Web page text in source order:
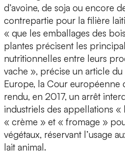
d’avoine, de soja ou encore
contrepartie pour la filière
« que les emballages des
plantes précisent les
nutritionnelles entre leurs
vache », précise un article du
Europe, la Cour européenne
rendu, en 2017, un arrêt
industriels des appellations «
« crème » et « fromage »
végétaux, réservant l’usage
lait animal.